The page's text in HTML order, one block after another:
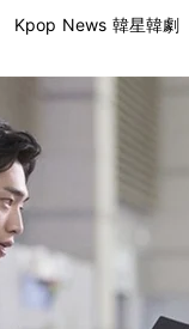
Kpop News 韓星韓劇